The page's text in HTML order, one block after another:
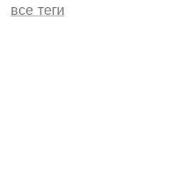
все теги